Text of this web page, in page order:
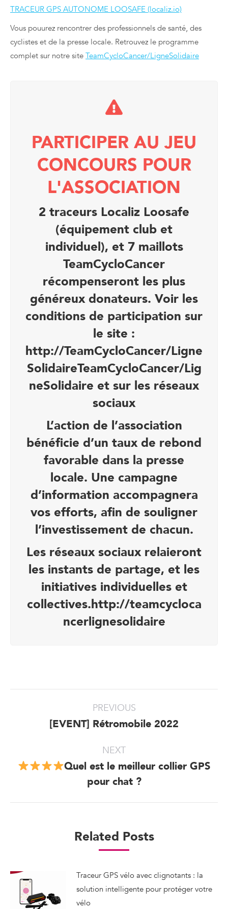
TRACEUR GPS AUTONOME LOOSAFE (localiz.io)
Vous pouurez rencontrer des professionnels de santé, des
cyclistes et de la presse locale. Retrouvez le programme
complet sur notre site TeamCycloCancer/LigneSolidaire
PARTICIPER AU JEU
CONCOURS POUR
L'ASSOCIATION
2 traceurs Localiz Loosafe
(équipement club et
individuel), et 7 maillots
TeamCycloCancer
récompenseront les plus
généreux donateurs. Voir les
conditions de participation sur
le site :
http://TeamCycloCancer/Ligne
SolidaireTeamCycloCancer/Lig
neSolidaire et sur les réseaux
sociaux
L’action de l’association
bénéficie d’un taux de rebond
favorable dans la presse
locale. Une campagne
d’information accompagnera
vos efforts, afin de souligner
l’investissement de chacun.
Les réseaux sociaux relaieront
les instants de partage, et les
initiatives individuelles et
collectives.http://teamcycloca
ncerlignesolidaire
navigation
PREVIOUS
Previous
[EVENT] Rétromobile 2022
NEXT
Next
post:
Quel est le meilleur collier GPS
pour chat ?
Related Posts
Traceur GPS vélo avec clignotants : la
solution intelligente pour protéger votre
vélo